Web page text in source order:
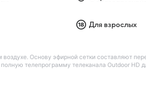
Для взрослых
Основу эфирной сетки составляют
телепрограмму телеканала Outdoor HD